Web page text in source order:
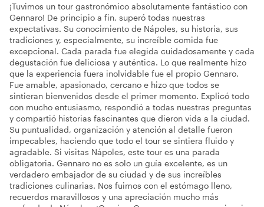
¡Tuvimos un tour gastronómico absolutamente fantástico con
Gennaro! De principio a fin, superó todas nuestras
expectativas. Su conocimiento de Nápoles, su historia, sus
tradiciones y, especialmente, su increíble comida fue
excepcional. Cada parada fue elegida cuidadosamente y cada
degustación fue deliciosa y auténtica. Lo que realmente hizo
que la experiencia fuera inolvidable fue el propio Gennaro.
Fue amable, apasionado, cercano e hizo que todos se
sintieran bienvenidos desde el primer momento. Explicó todo
con mucho entusiasmo, respondió a todas nuestras preguntas
y compartió historias fascinantes que dieron vida a la ciudad.
Su puntualidad, organización y atención al detalle fueron
impecables, haciendo que todo el tour se sintiera fluido y
agradable. Si visitas Nápoles, este tour es una parada
obligatoria. Gennaro no es solo un guía excelente, es un
verdadero embajador de su ciudad y de sus increíbles
tradiciones culinarias. Nos fuimos con el estómago lleno,
recuerdos maravillosos y una apreciación mucho más